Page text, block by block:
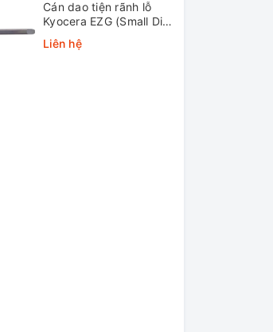
Cán dao tiện rãnh lỗ
Kyocera EZG (Small Dia.
Bars)
Liên hệ